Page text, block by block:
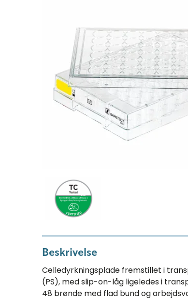
Beskrivelse
Celledyrkningsplade fremstillet i
(PS), med slip-on-låg ligeledes i
48 brønde med flad bund og